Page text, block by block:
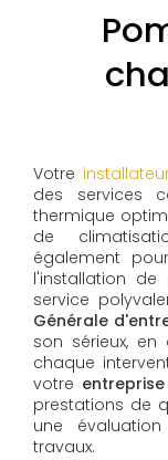
Votre
des services
thermique
de
également
l'installation de
service
Générale
son sérieux,
chaque
votre
prestations de
une
travaux.